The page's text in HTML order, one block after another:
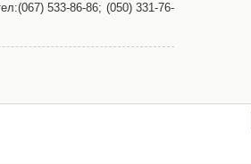
533-86-86; (050) 331-76-